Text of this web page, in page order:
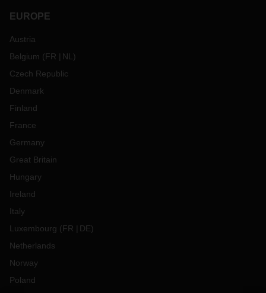
EUROPE
Austria
Belgium (FR NL )
Czech Republic
Denmark
Finland
France
Germany
Great Britain
Hungary
Ireland
Italy
Luxembourg (FR DE)
Netherlands
Norway
Poland